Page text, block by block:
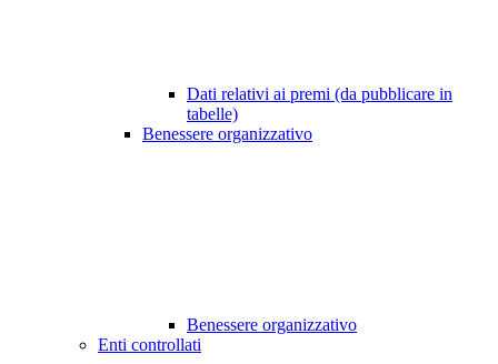
Dati relativi ai premi (da pubblicare in
tabelle)
Benessere organizzativo
Benessere organizzativo
Enti controllati